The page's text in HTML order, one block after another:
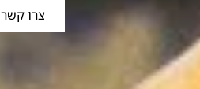
צרו קשר